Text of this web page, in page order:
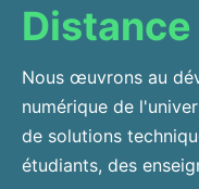
Distance
Nous œuvrons au
numérique de
de solutions
étudiants, des